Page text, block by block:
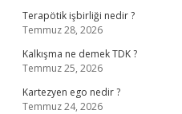
Terapötik işbirliği nedir ?
Temmuz 28, 2026
Kalkışma ne demek TDK ?
Temmuz 25, 2026
Kartezyen ego nedir ?
Temmuz 24, 2026